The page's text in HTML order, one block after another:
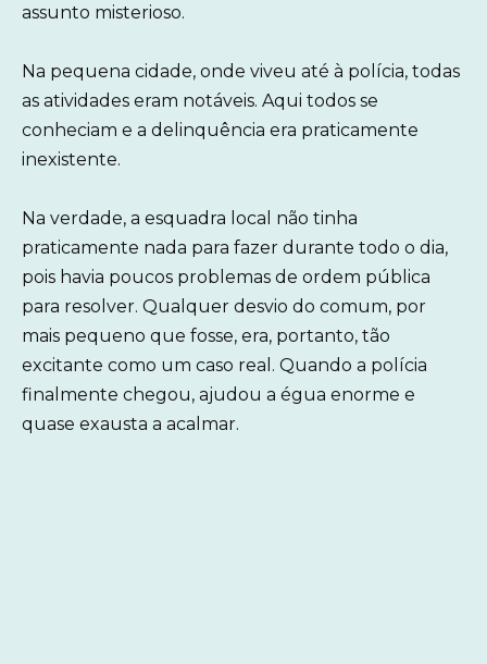
assunto misterioso.
Na pequena cidade, onde viveu até à polícia, todas
as atividades eram notáveis. Aqui todos se
conheciam e a delinquência era praticamente
inexistente.
Na verdade, a esquadra local não tinha
praticamente nada para fazer durante todo o dia,
pois havia poucos problemas de ordem pública
para resolver. Qualquer desvio do comum, por
mais pequeno que fosse, era, portanto, tão
excitante como um caso real. Quando a polícia
finalmente chegou, ajudou a égua enorme e
quase exausta a acalmar.